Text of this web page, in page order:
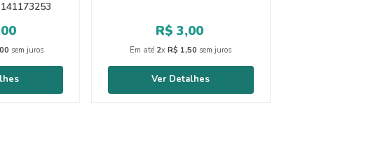
00
00 sem juros
R$ 3,00
Em até 2xR$ 1,50 sem juros